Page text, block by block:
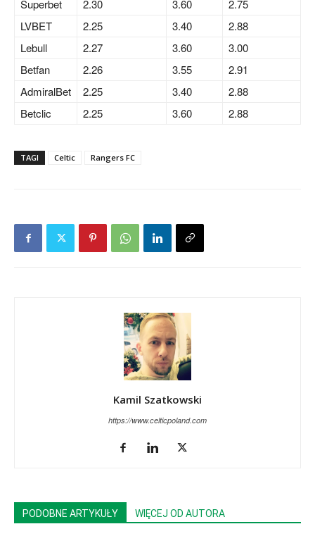
Superbet
2.30 3.60
2.75
LVBET
2.25 3.40
2.88
Lebull
2.27 3.60
3.00
Betfan
2.26 3.55
2.91
AdmiralBet
2.25 3.40
2.88
Betclic
2.25 3.60 2.88
TAGI Celtic Rangers FC
Kamil Szatkowski
https://www.celticpoland.com
PODOBNE ARTYKUŁY WIĘCEJ OD AUTORA